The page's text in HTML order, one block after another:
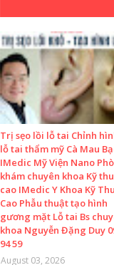
Trị sẹo lồi lỗ tai Chỉnh
lỗ tai thẩm mỹ Cà Mau
IMedic Mỹ Viện Nano
khám chuyên khoa Kỹ
cao IMedic Y Khoa Kỹ
Cao Phẫu thuật tạo hình
gương mặt Lỗ tai Bs
khoa Nguyễn Đặng Duy
94 59
August 03, 2026